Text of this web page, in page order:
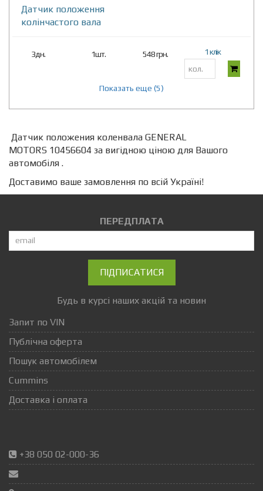
Датчик положення
колінчастого вала
3дн. 1шт. 548 грн. 1 клік
Показать еще (5)
Датчик положения коленвала GENERAL
MOTORS 10456604 за вигідною ціною для Вашого
автомобіля .
Доставимо ваше замовлення по всій Україні!
ПЕРЕДПЛАТА
ПІДПИСАТИСЯ
Будь в курсі наших акцій та новин
Запит по VIN
Публічна оферта
Пошук автомобілем
Cummins
Доставка і оплата
+38 050 02-000-36